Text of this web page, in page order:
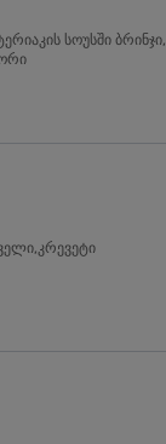
სოუსში ბრინჯი,